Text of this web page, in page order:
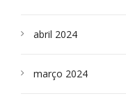
abril 2024
março 2024